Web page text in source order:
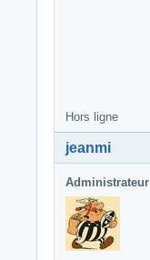
Hors ligne
jeanmi
Administrateur